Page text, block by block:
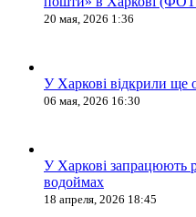
20 мая, 2026 1:36
У Харкові відкрили
06 мая, 2026 16:30
У Харкові запрацюють
водоймах
18 апреля, 2026 18:45